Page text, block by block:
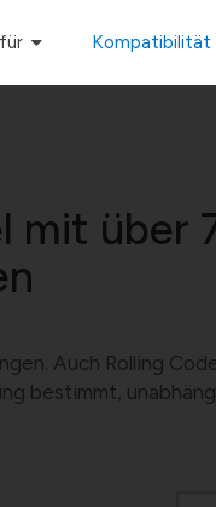
Kompatibilität
mit über
Auch Rolling
bestimmt,